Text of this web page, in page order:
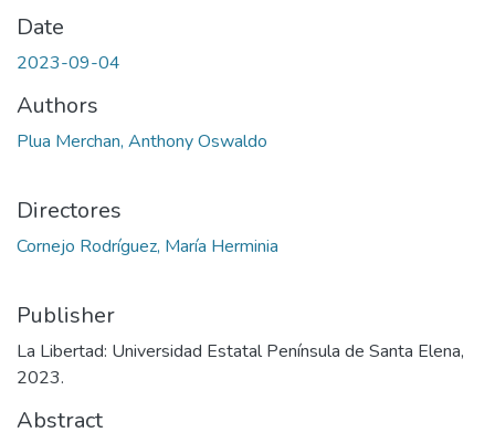
Date
2023-09-04
Authors
Plua Merchan, Anthony Oswaldo
Directores
Cornejo Rodríguez, María Herminia
Publisher
La Libertad: Universidad Estatal Península de Santa Elena,
2023.
Abstract